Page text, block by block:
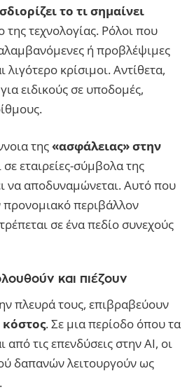
το τι σημαίνει
της τεχνολογίας. Ρόλοι που
ή προβλέψιμες
λιγότερο κρίσιμοι. Αντίθετα,
ειδικούς σε υποδομές,
της «ασφάλειας» στην
εταιρείες-σύμβολα της
να αποδυναμώνεται. Αυτό που
περιβάλλον
σε ένα πεδίο συνεχούς
και πιέζουν
πλευρά τους, επιβραβεύουν
. Σε μια περίοδο όπου τα
από τις επενδύσεις στην AI, οι
δαπανών λειτουργούν ως